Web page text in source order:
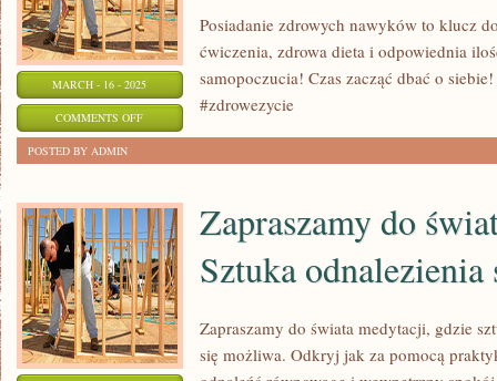
MARCH - 16 - 2025
COMMENTS OFFON
KLUCZ
DO
ZDROWSZEGO
ŻYCIA!
Posiadanie zdrowych nawyków to klucz
ćwiczenia, zdrowa dieta i odpowiednia
samopoczucia! Czas zacząć dbać o
#zdrowezycie
POSTED BY ADMIN
Zapraszamy do
Sztuka odnalezienia
Zapraszamy do świata medytacji, gdzie
się możliwa. Odkryj jak za pomocą